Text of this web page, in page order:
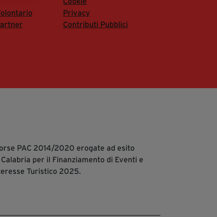
segreteria@tramefestival.it
info@tramefestival.it
+39 346 954 4078
Privacy
Contributi Pubblici
PAC 2014/2020 erogate ad esito
per il Finanziamento di Eventi e
Turistico 2025.